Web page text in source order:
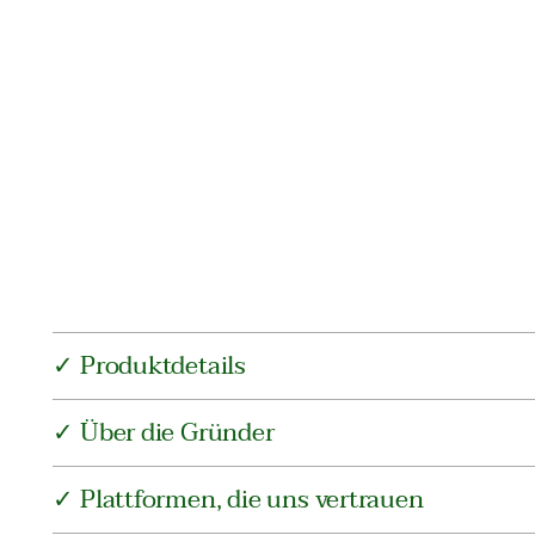
✓ Produktdetails
✓ Über die Gründer
✓ Plattformen, die uns vertrauen